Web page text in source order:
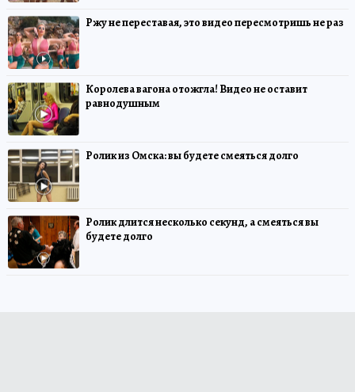
Ржу не переставая, это видео пересмотришь не раз
Королева вагона отожгла! Видео не оставит
равнодушным
Ролик из Омска: вы будете смеяться долго
Ролик длится несколько секунд, а смеяться вы
будете долго